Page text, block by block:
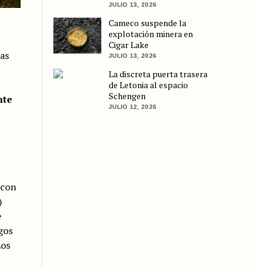
JULIO 13, 2026
Cameco suspende la
explotación minera en
Cigar Lake
JULIO 13, 2026
La discreta puerta trasera
de Letonia al espacio
Schengen
JULIO 12, 2026